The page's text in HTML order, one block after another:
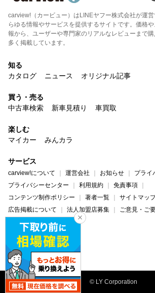
carview!（カービュー）はLINEヤフー株式会社が運
らゆる情報やサービスを提供するサイトです。価格
報から、ユーザーや専門家のリアルなレビューまで
多く掲載しています。
知る
カタログ
ニュース オリジナル記事
買う・売る
中古車検索
新車見積り 車買取
楽しむ
マイカー
みんカラ
サービス
carview!について 運営会社 お知らせ
プライ
プライバシーセンター
利用規約
免責事項
コンテンツ制作ポリシー
著者一覧
サイトマッ
広告掲載について
法人加盟店募集
ご意見・ご
ヘルプ・お問い合わせ
carview! Yahoo! JAPAN
© LY Corporation